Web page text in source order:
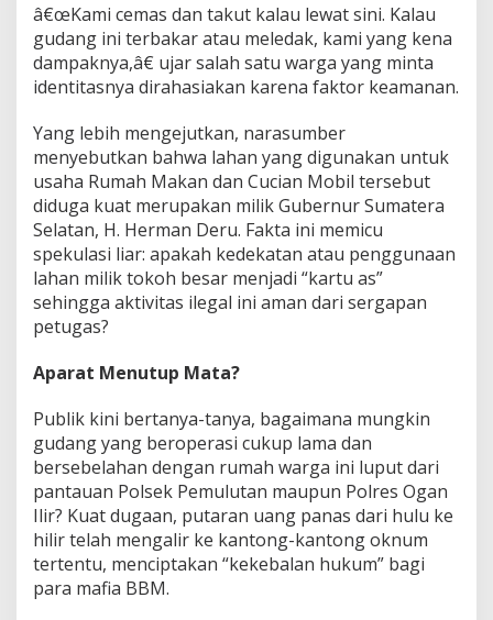
T
e
r
b
i
s
S
e
t
o
r
a
n
â€œKami cemas dan takut kalau lewat sini. Kalau
gudang ini terbakar atau meledak, kami yang kena
dampaknya,â€ ujar salah satu warga yang minta
identitasnya dirahasiakan karena faktor keamanan.
Yang lebih mengejutkan, narasumber
menyebutkan bahwa lahan yang digunakan untuk
usaha Rumah Makan dan Cucian Mobil tersebut
diduga kuat merupakan milik Gubernur Sumatera
Selatan, H. Herman Deru. Fakta ini memicu
spekulasi liar: apakah kedekatan atau penggunaan
lahan milik tokoh besar menjadi “kartu as”
sehingga aktivitas ilegal ini aman dari sergapan
petugas?
Aparat Menutup Mata?
Publik kini bertanya-tanya, bagaimana mungkin
gudang yang beroperasi cukup lama dan
bersebelahan dengan rumah warga ini luput dari
pantauan Polsek Pemulutan maupun Polres Ogan
Ilir? Kuat dugaan, putaran uang panas dari hulu ke
hilir telah mengalir ke kantong-kantong oknum
tertentu, menciptakan “kekebalan hukum” bagi
para mafia BBM.